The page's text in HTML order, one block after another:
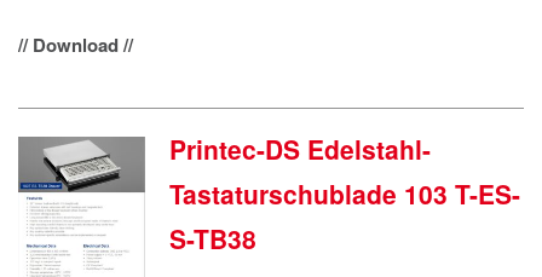
// Download //
Printec-DS Edelstahl-
Tastaturschublade 103 T-ES-
S-TB38